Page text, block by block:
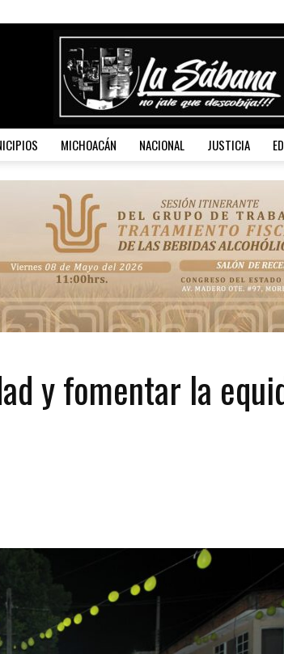
Sábana
MICHOACÁN NACIONAL JUSTICIA
y fomentar la